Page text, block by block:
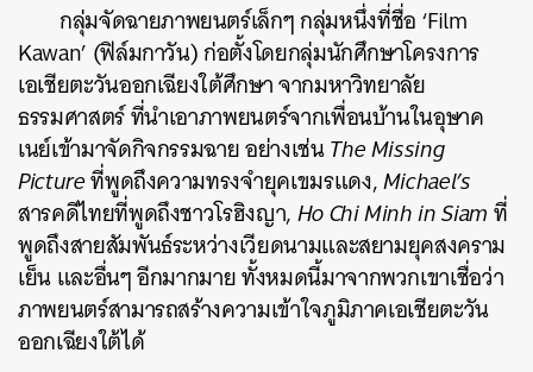
กลุ่มจัดฉายภาพยนตร์เล็กๆ กลุ่มหนึ่งที่ชื่อ ‘Film
Kawan’ (ฟิล์มกาวัน) ก่อตั้งโดยกลุ่มนักศึกษาโครงการ
เอเชียตะวันออกเฉียงใต้ศึกษา จากมหาวิทยาลัย
ธรรมศาสตร์ ที่นำเอาภาพยนตร์จากเพื่อนบ้านในอุษาค
เนย์เข้ามาจัดกิจกรรมฉาย อย่างเช่นThe Missing
Pictureที่พูดถึงความทรงจำยุคเขมรแดง,Michael’s
สารคดีไทยที่พูดถึงชาวโรฮิงญา,Ho Chi Minh in Siamที่
พูดถึงสายสัมพันธ์ระหว่างเวียดนามและสยามยุคสงคราม
เย็น และอื่นๆ อีกมากมายทั้งหมดนี้มาจากพวกเขาเชื่อว่า
ภาพยนตร์สามารถสร้างความเข้าใจภูมิภาคเอเชียตะวัน
ออกเฉียงใต้ได้